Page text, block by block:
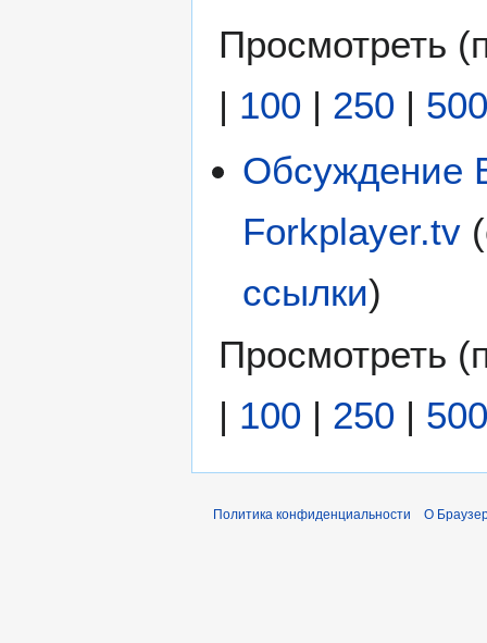
Просмотреть (
| 100 | 250 | 500
Обсуждение
Forkplayer.tv
ссылки)
Просмотреть (
| 100 | 250 | 500
Политика конфиденциальности О